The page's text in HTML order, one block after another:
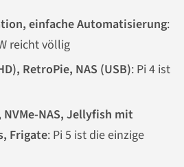
einfache Automatisierung:
reicht völlig
RetroPie, NAS (USB): Pi 4 ist
NAS, Jellyfish mit
Frigate: Pi 5 ist die einzige